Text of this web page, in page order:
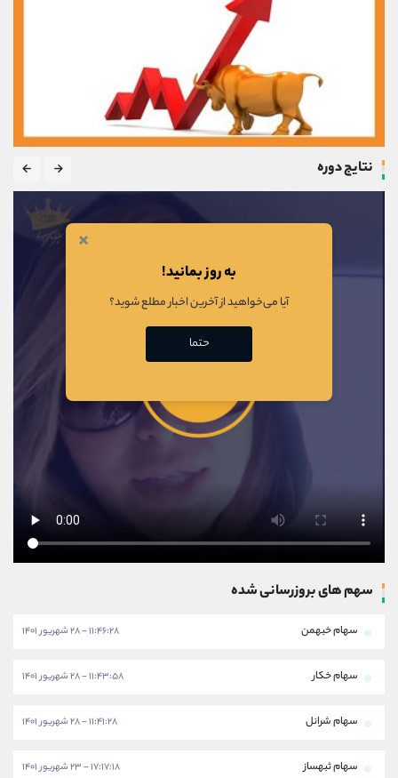
نتایج دوره
سهم های بروزرسانی شده
سهام خبهمن ۱۱:۴۶:۲۸ - ۲۸ شهریور ۱۴۰۱
سهام خکار ۱۱:۴۳:۵۸ - ۲۸ شهریور ۱۴۰۱
سهام شرانل ۱۱:۴۱:۲۸ - ۲۸ شهریور ۱۴۰۱
سهام ثبهساز ۱۷:۱۷:۱۸ - ۲۳ شهریور ۱۴۰۱
×
به روز بمانید!
آیا می‌خواهید از آخرین اخبار مطلع شوید؟
حتما